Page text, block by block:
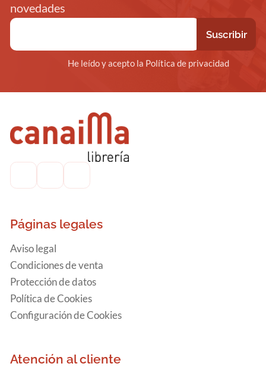
novedades
He leído y acepto la Política de privacidad
Páginas legales
Aviso legal
Condiciones de venta
Protección de datos
Política de Cookies
Configuración de Cookies
Atención al cliente